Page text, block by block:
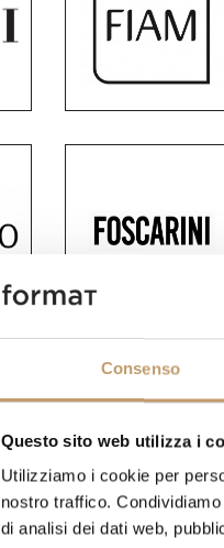
Consenso
Questo sito web utilizza i
Utilizziamo i cookie per
nostro traffico.
di analisi dei dati web,